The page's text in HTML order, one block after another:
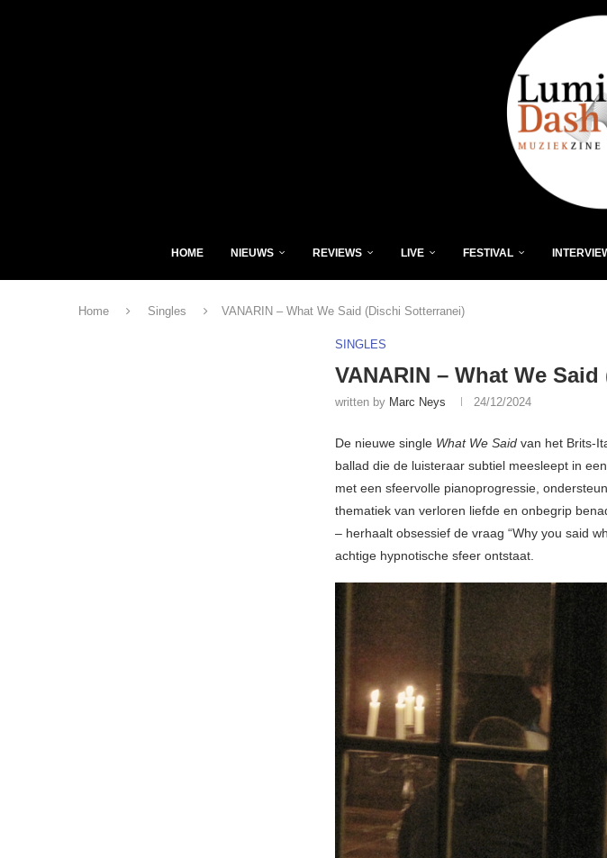
HOME NIEUWS REVIEWS LIVE FESTIVAL
Home Singles VANARIN – What We Said (Dischi Sotterranei)
SINGLES
VANARIN – What We
written by Marc Neys 24/12/2024
De nieuwe single What We Said van het Brits-
ballad die de luisteraar subtiel meesleept in
met een sfeervolle pianoprogressie,
thematiek van verloren liefde en onbegrip
– herhaalt obsessief de vraag “Why you said
achtige hypnotische sfeer ontstaat.